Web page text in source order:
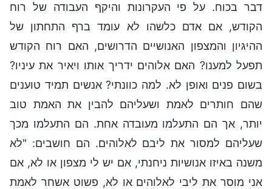
דבר בכוח. על פי העקרונות והיקף העבודה של רוח
הקודש, אם אדם כלשהו לא עומד ברף התחתון של
ההיגיון והמצפון האנושיים הדרושים, האם רוח הקודש
תפעל למענו? האם אלוהים ידריך אותו ויאיר את עיניו?
בשום פנים ואופן לא. למה כוונתי? אנשים תמיד טוענים
שהם חותרים לאמת ושעליהם להבין את האמת טוב
יותר, אך הם התעלמו מעובדה אחת. הם התעלמו מכך
שעליהם למסור את ליבם לאלוהים. הם חושבים: "לא
משנה באיזו אנושיות ניחנתי, אם יש לי מצפון או לא, אם
אני מוסר את ליבי לאלוהים או לא, פשוט אשחר לאמת